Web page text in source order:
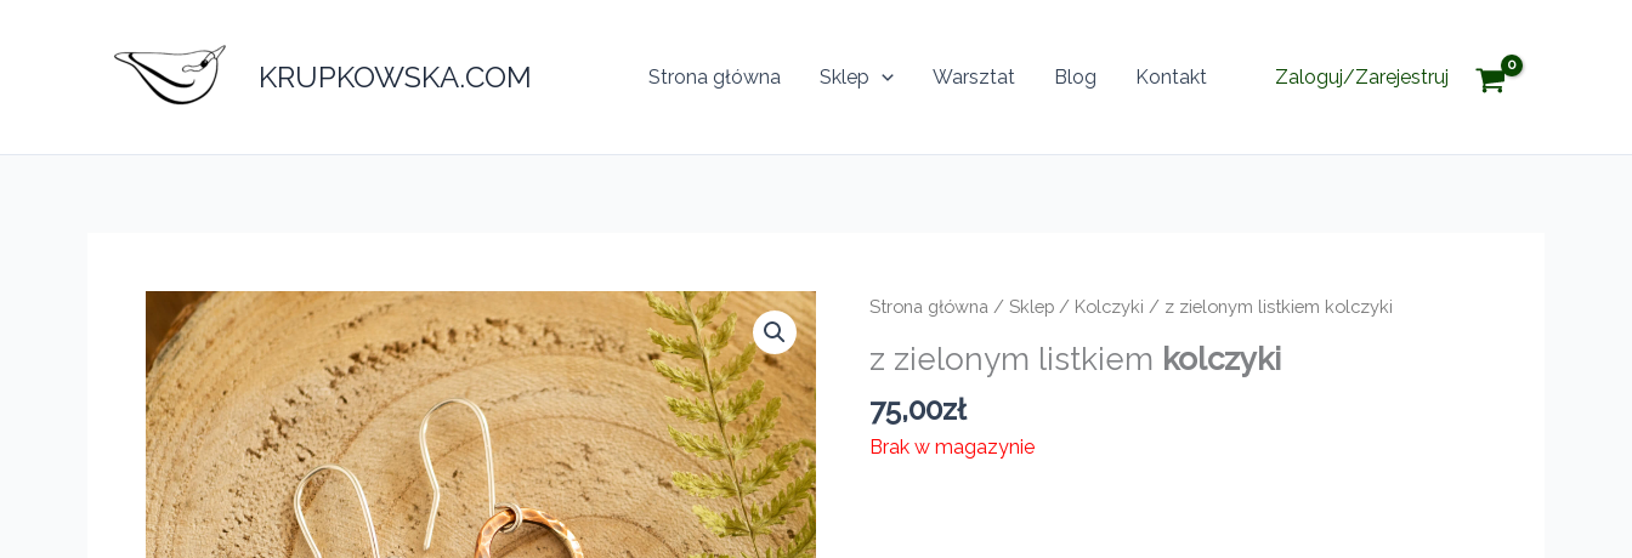
KRUPKOWSKA.COM Strona główna Sklep Warsztat Blog Kontakt Zaloguj/Zarejestruj
Strona główna /Sklep / Kolczyki / z zielonym listkiem kolczyki
z zielonym listkiem kolczyki
75,00zł
Brak w magazynie